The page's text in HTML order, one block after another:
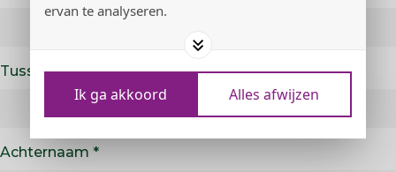
ervan te analyseren.
Ik ga akkoord Alles afwijzen
Tussenvoegsel
Achternaam